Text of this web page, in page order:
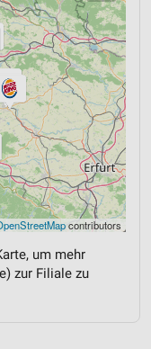
contributors
um mehr
zur Filiale zu